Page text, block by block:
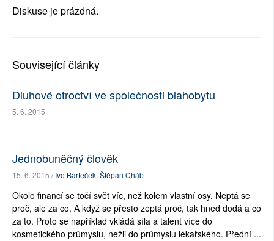
Diskuse je prázdná.
Související články
Dluhové otroctví ve společnosti blahobytu
5. 6. 2015
Jednobuněčný člověk
15. 6. 2015 /Ivo Barteček, Štěpán Cháb
Okolo financí se točí svět víc, než kolem vlastní osy. Neptá se
proč, ale za co. A když se přesto zeptá proč, tak hned dodá a co
za to. Proto se například vkládá síla a talent více do
kosmetického průmyslu, nežli do průmyslu lékařského. Přední ...